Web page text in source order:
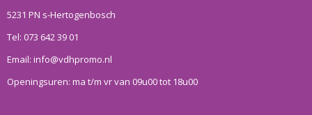
5231 PN s-Hertogenbosch
Tel: 073 642 39 01
Email: info@vdhpromo.nl
Openingsuren: ma t/m vr van 09u00 tot 18u00